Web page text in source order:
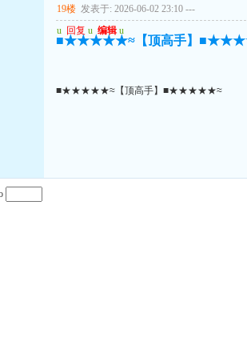
19楼 发表于: 2026-06-02 23:10 ---
u 回复 u 编辑 u
■★★★★★≈【顶高手】
■★★★★★≈【顶高手】■★★★★★≈